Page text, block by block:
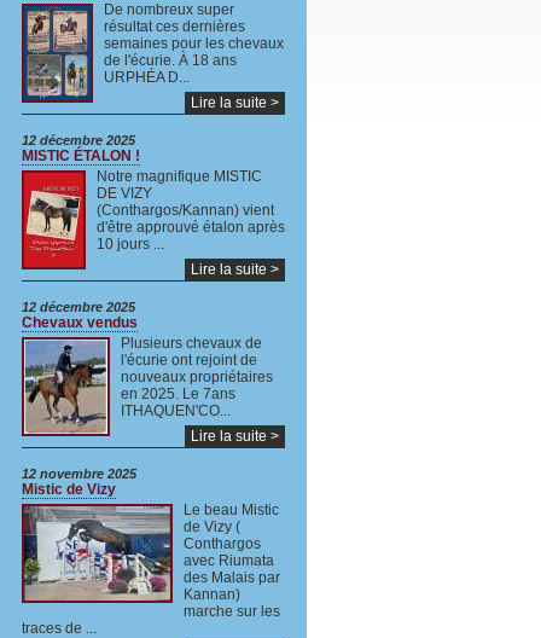
De nombreux super
résultat ces dernières
semaines pour les chevaux
de l'écurie. À 18 ans
URPHÉA D...
Lire la suite >
12 décembre 2025
MISTIC ÉTALON !
Notre magnifique MISTIC
DE VIZY
(Conthargos/Kannan) vient
d'être approuvé étalon après
10 jours ...
Lire la suite >
12 décembre 2025
Chevaux vendus
Plusieurs chevaux de
l'écurie ont rejoint de
nouveaux propriétaires
en 2025. Le 7ans
ITHAQUEN'CO...
Lire la suite >
12 novembre 2025
Mistic de Vizy
Le beau Mistic
de Vizy (
Conthargos
avec Riumata
des Malais par
Kannan)
marche sur les
traces de ...